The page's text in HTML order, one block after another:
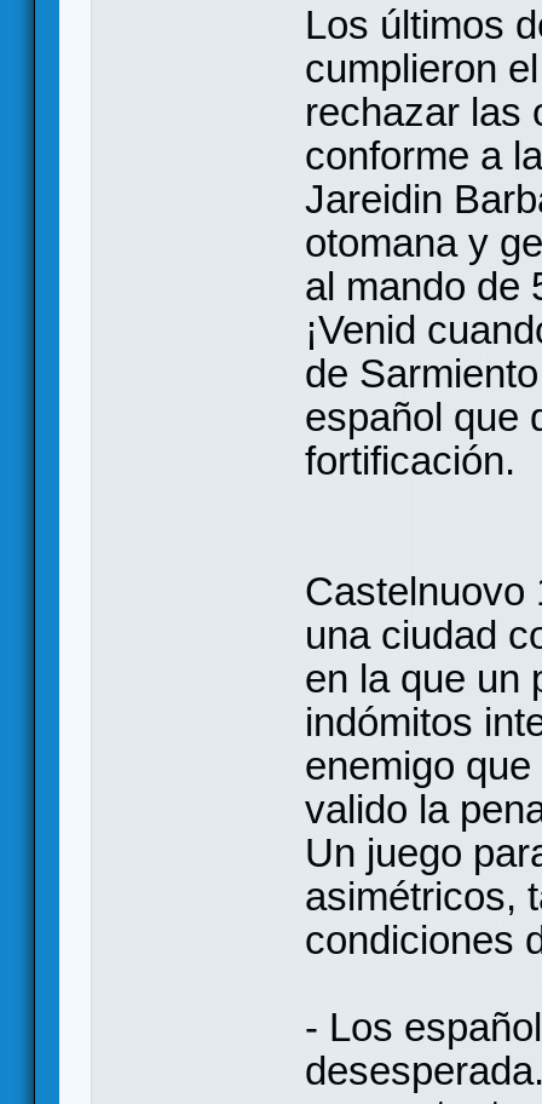
Los últimos
cumplieron
rechazar las
conforme a
Jareidin
otomana y
al mando de
¡Venid
de
español que
fortificación.
Castelnuovo
una ciudad
en la que un
indómitos
enemigo
valido la
Un juego
asimétricos,
condiciones
- Los